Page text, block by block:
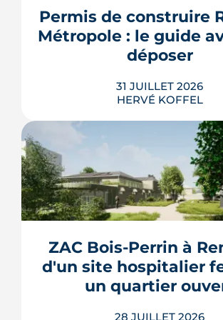
resserrent le budget des
rentrée 2026.
LIRE L'ARTICLE
Permis de construire
Métropole : le guide
déposer
31 JUILLET 2026
HERVÉ KOFFEL
Construire, agrandir ou
Rennes Métropole ne
entre seuils de surface, PLUi
communes et secteurs
premier coup de crayon. Ce
passe en revue les cas où le
s'impose, le dépôt en ligne et
LIRE L'ARTICLE
ZAC Bois-Perrin à
d'un site hospitalier
un quartier
28 JUILLET 2026